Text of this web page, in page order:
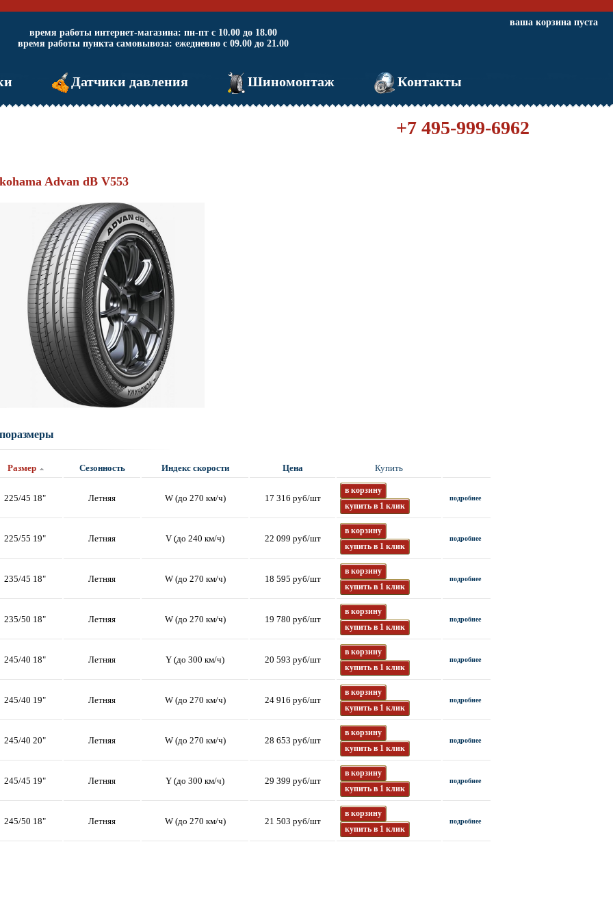
время работы интернет-магазина: пн-пт с 10.00 до 18.00
время работы пункта самовывоза: ежедневно с 09.00 до 21.00
ваша корзина пуста
Датчики давления Шиномонтаж Контакты
+7 495-999-6962
Advan dB V553
Размер Сезонность Индекс скорости Цена Купить
225/45 18" Летняя W (до 270 км/ч) 17 316 руб/шт
в корзину
купить в 1 клик
подробнее
225/55 19" Летняя V (до 240 км/ч) 22 099 руб/шт
в корзину
купить в 1 клик
подробнее
235/45 18" Летняя W (до 270 км/ч) 18 595 руб/шт
в корзину
купить в 1 клик
подробнее
235/50 18" Летняя W (до 270 км/ч) 19 780 руб/шт
в корзину
купить в 1 клик
подробнее
245/40 18" Летняя Y (до 300 км/ч) 20 593 руб/шт
в корзину
купить в 1 клик
подробнее
245/40 19" Летняя W (до 270 км/ч) 24 916 руб/шт
в корзину
купить в 1 клик
подробнее
245/40 20" Летняя W (до 270 км/ч) 28 653 руб/шт
в корзину
купить в 1 клик
подробнее
245/45 19" Летняя Y (до 300 км/ч) 29 399 руб/шт
в корзину
купить в 1 клик
подробнее
245/50 18" Летняя W (до 270 км/ч) 21 503 руб/шт
в корзину
купить в 1 клик
подробнее